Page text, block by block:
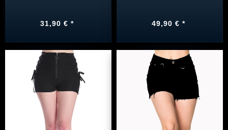
31,90 € * 49,90 € *